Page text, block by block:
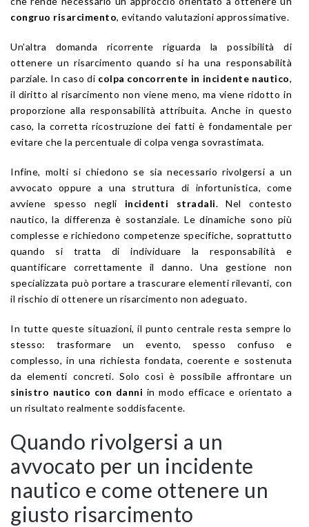
congruo risarcimento, evitando valutazioni approssimative.
Un’altra domanda ricorrente riguarda la possibilità di
ottenere un risarcimento quando si ha una responsabilità
parziale. In caso di colpa concorrente in incidente nautico,
il diritto al risarcimento non viene meno, ma viene ridotto in
proporzione alla responsabilità attribuita. Anche in questo
caso, la corretta ricostruzione dei fatti è fondamentale per
evitare che la percentuale di colpa venga sovrastimata.
Infine, molti si chiedono se sia necessario rivolgersi a un
avvocato oppure a una struttura di infortunistica, come
avviene spesso negli incidenti stradali. Nel contesto
nautico, la differenza è sostanziale. Le dinamiche sono più
complesse e richiedono competenze specifiche, soprattutto
quando si tratta di individuare la responsabilità e
quantificare correttamente il danno. Una gestione non
specializzata può portare a trascurare elementi rilevanti, con
il rischio di ottenere un risarcimento non adeguato.
In tutte queste situazioni, il punto centrale resta sempre lo
stesso: trasformare un evento, spesso confuso e
complesso, in una richiesta fondata, coerente e sostenuta
da elementi concreti. Solo così è possibile affrontare un
sinistro nautico con danni in modo efficace e orientato a
un risultato realmente soddisfacente.
Quando rivolgersi a un
avvocato per un incidente
nautico e come ottenere un
giusto risarcimento